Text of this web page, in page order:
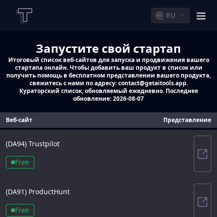
RU
Запустите свой стартап
Итоговый список веб-сайтов для запуска и продвижения вашего
стартапа онлайн. Чтобы добавить ваш продукт в список или
получить помощь в бесплатном представлении вашего продукта,
свяжитесь с нами по адресу: contact@getaitools.app.
Кураторский список, обновляемый ежедневно. Последнее
обновление:2026-08-07
Веб-сайт Представление
(DA94) Trustpilot
Free
(DA91) ProductHunt
Free